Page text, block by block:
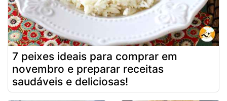
7 peixes ideais para comprar em
novembro e preparar receitas
saudáveis e deliciosas!